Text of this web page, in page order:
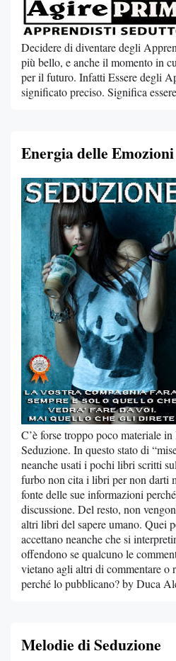
Decidere di diventare degli
più bello, e anche il momento in
per il futuro. Infatti Essere degli
significato preciso. Significa
Energia delle Emozioni
C’è forse troppo poco materiale
Seduzione. In questo stato di
neanche usati i pochi libri scritti
furbo non cita i libri per non darti
fonte delle sue informazioni
discussione. Del resto, non
altri libri del sapere umano. Quei
accettano neanche che si
offendono se qualcuno le
vietano agli altri di commentare o
perché lo pubblicano? by Duca
Melodie di Seduzione